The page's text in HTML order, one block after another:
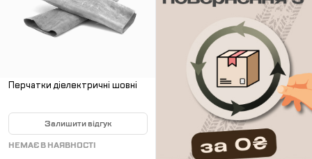
Перчатки діелектричні шовні
Залишити відгук
НЕМАЄ В НАЯВНОСТІ